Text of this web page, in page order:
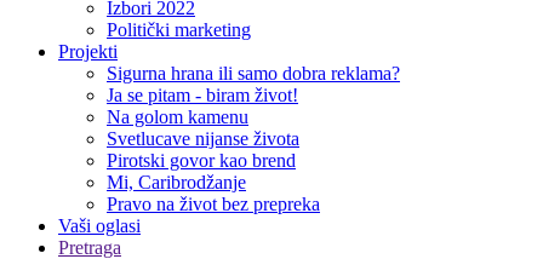
Izbori 2022
Politički marketing
Projekti
Sigurna hrana ili samo dobra reklama?
Ja se pitam - biram život!
Na golom kamenu
Svetlucave nijanse života
Pirotski govor kao brend
Mi, Caribrodžanje
Pravo na život bez prepreka
Vaši oglasi
Pretraga